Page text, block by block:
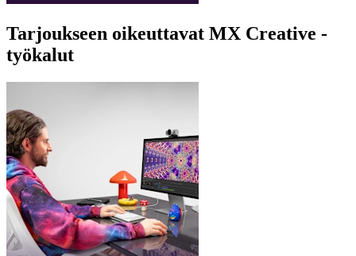
Tarjoukseen oikeuttavat MX Creative -
työkalut